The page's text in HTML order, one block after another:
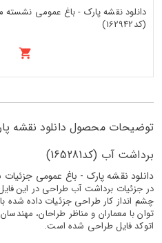
دانلود نقشه پارک - باغ عمومی نشسته
(کد162942)
توضیحات محصول دانلود نقشه
برداشت آب (کد165281)
دانلود نقشه پارک - باغ عمومی جزئیات
در جزئیات برداشت آب طراحی در این
چشم انداز کار طراحی جزئیات داده شده
توان با معماران و مناظر طراحان،
اتوکد فایل طراحی شده است.